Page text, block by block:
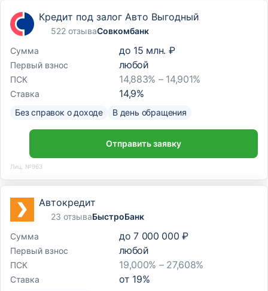
Кредит под залог Авто Выгодный
522 отзываСовкомбанк
Сумма
до 15 млн. ₽
Первый взнос любой
ПСК 14,883% – 14,901%
Ставка 14,9%
Без справок о доходе В день обращения
Отправить заявку
Лиц. №963
Автокредит
23 отзываБыстроБанк
Сумма
до 7 000 000 ₽
Первый взнос любой
ПСК 19,000% – 27,608%
Ставка от 19%